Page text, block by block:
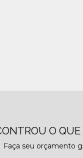
O QUE
Faça seu orçamento